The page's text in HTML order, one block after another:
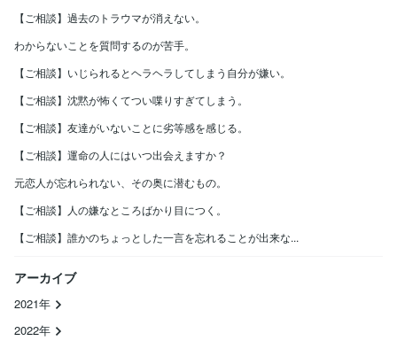
【ご相談】過去のトラウマが消えない。
わからないことを質問するのが苦手。
【ご相談】いじられるとヘラヘラしてしまう自分が嫌い。
【ご相談】沈黙が怖くてつい喋りすぎてしまう。
【ご相談】友達がいないことに劣等感を感じる。
【ご相談】運命の人にはいつ出会えますか？
元恋人が忘れられない、その奥に潜むもの。
【ご相談】人の嫌なところばかり目につく。
【ご相談】誰かのちょっとした一言を忘れることが出来な...
アーカイブ
2021年
2022年